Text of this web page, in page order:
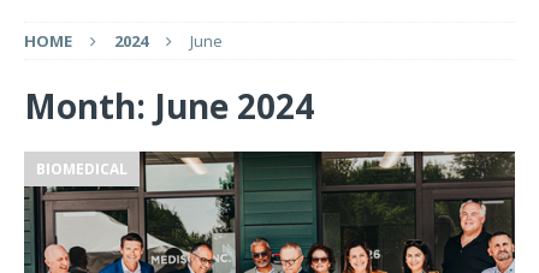
HOME 2024 June
Month: June 2024
BIOMEDICAL